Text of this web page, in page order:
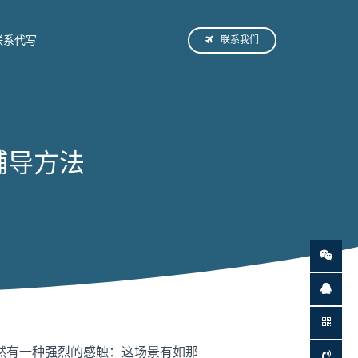
系代写 联系我们
导方法
一种强烈的感触：这场景有如那